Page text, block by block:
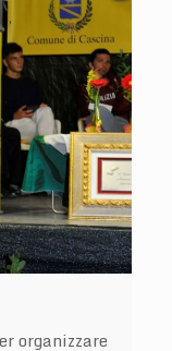
organizzare